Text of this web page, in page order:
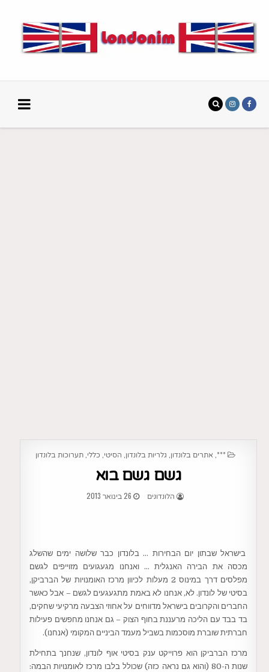
POSTED
*** אתרים בלונדון גלריות בלונדון הסיטי כללי ,תערוכות בלונדון
גשם גשם בוא
הלונדונים 26 בינואר 2013
בישראל שבתון יום הבחירות … בלונדון כבר שלושה ימים שהשלג
מכסה את הבירה האנגלית … ואנחנו מגעגועים מזוייפים לגשם
מפלסים דרך במינוס 2 מעלות לכיוון מרכז האומנויות של הברביקן,
בסיטי של לונדון. לא, אנחנו לא באמת מתגעגעים לגשם – אבל כאשר
החברים והקרובים בישראל מדווחים על אחוזי הצבעה מרקיעי שחקים,
בד בבד עם הליכה מרעננת בחוף הצוק – גם אנחנו מחפשים פעילות
חברתית שוברת מוסכמות בשביל מעמד הביניים המקומי (אנחנו).
מרכז הברביקן הוא פרוייקט ענק בסיטי אוף לונדון, שנחנך בתחילת
שנות ה-80 (והוא גם נראה כזה) שכולל בלבו מרכז לאומנויות הבמה: